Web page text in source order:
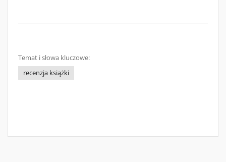
Temat i słowa kluczowe:
recenzja książki